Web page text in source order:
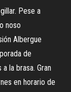
Pese a
noso
Albergue
de
la brasa. Gran
en horario de